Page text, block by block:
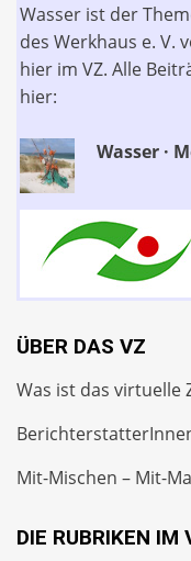
Wasser ist der
des Werkhaus e. V.
hier im VZ. Alle
hier:
Wasser ·
ÜBER DAS VZ
Was ist das virtuelle
Mit-Mischen – Mit-
DIE RUBRIKEN IM